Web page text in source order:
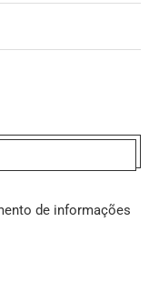
de informações